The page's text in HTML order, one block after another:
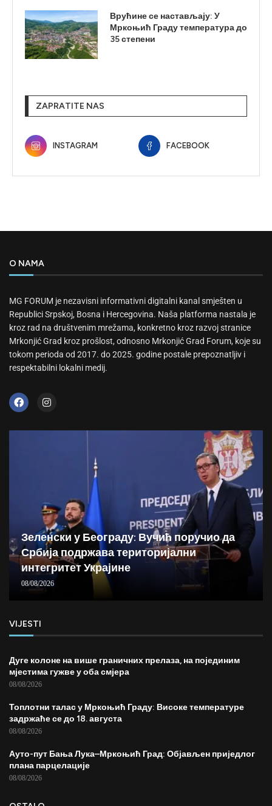
Врућине се настављају: У
Мркоњић Граду температура до
35 степени
ZAPRATITE NAS
INSTAGRAM FACEBOOK
O NAMA
MG FORUM je nezavisni informativni digitalni kanal smješten u
Republici Srpskoj, Bosna i Hercegovina. Naša platforma nastala je
kroz rad na društvenim mrežama, konkretno kroz razvoj stranice
Mrkonjić Grad kroz prošlost, odnosno Mrkonjić Grad Forum, koje su
tokom perioda od 2017. do 2025. godine postale prepoznatljiv i
respektabilni lokalni medij.
Зеленски у Београду: Вучић поручио да
Србија подржава територијални
интегритет Украјине
08/08/2026
VIJESTI
Дуге колоне на више граничних прелаза, на појединим
мјестима гужве у оба смјера
08/08/2026
Топлотни талас у Мркоњић Граду: Високе температуре
задржаће се до 18. августа
08/08/2026
Ауто-пут Бања Лука–Мркоњић Град: Објављен приједлог
плана парцелације
08/08/2026